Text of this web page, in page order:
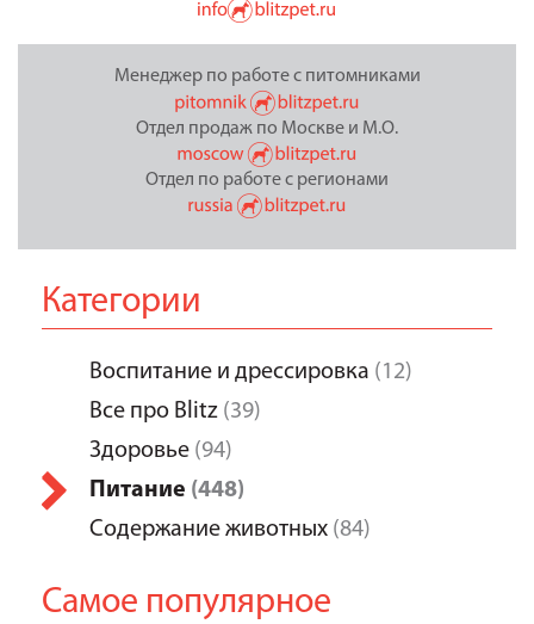
Менеджер по работе с питомниками
Отдел продаж по Москве и М.О.
Отдел по работе с регионами
Категории
Воспитание и дрессировка (12)
Все про Blitz (39)
Здоровье (94)
Питание (448)
Содержание животных (84)
Самое популярное